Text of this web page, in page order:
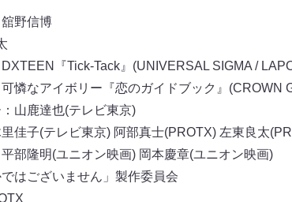
野信博
『Tick-Tack』(UNIVERSAL SIGMA /
憐なアイボリー『恋のガイドブック』(CROWN
山鹿達也(テレビ東京)
佳子(テレビ東京) 阿部真士(PROTX) 左東良太
部隆明(ユニオン映画) 岡本慶章(ユニオン映画)
はございません」製作委員会